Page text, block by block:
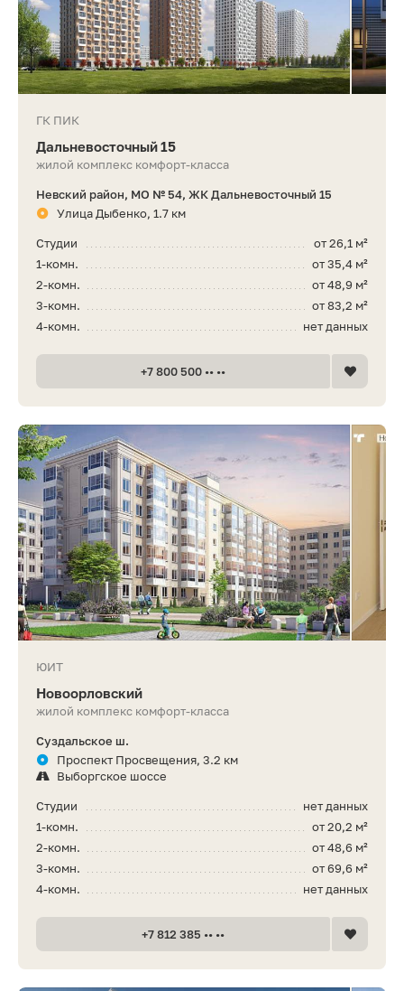
ГК ПИК
Дальневосточный 15
жилой комплекс комфорт-класса
Невский район, МО № 54, ЖК Дальневосточный 15
Улица Дыбенко, 1.7 км
от 26,1 м²
Студии
от 35,4 м²
1-комн.
от 48,9 м²
2-комн.
от 83,2 м²
3-комн.
нет данных
4-комн.
+7 800 500 •• ••
ЮИТ
Новоорловский
жилой комплекс комфорт-класса
Суздальское ш.
Проспект Просвещения, 3.2 км
Выборгское шоссе
нет данных
Студии
от 20,2 м²
1-комн.
от 48,6 м²
2-комн.
от 69,6 м²
3-комн.
нет данных
4-комн.
+7 812 385 •• ••